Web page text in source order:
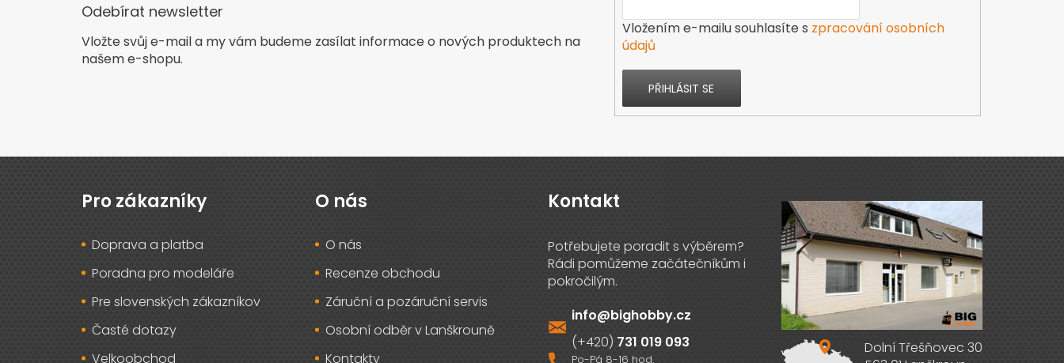
Odebírat newsletter
Vložte svůj e-mail a my vám budeme zasílat informace o nových produktech na
našem e-shopu.
Vložením e-mailu souhlasíte s zpracování osobních
údajů
PŘIHLÁSIT SE
Z
Pro zákazníky
Doprava a platba
Poradna pro modeláře
Pre slovenských zákazníkov
Časté dotazy
Velkoobchod
O nás
O nás
Recenze obchodu
Záruční a pozáruční servis
Osobní odběr v Lanškrouně
Kontakty
Kontakt
info@bighobby.cz
731 019 093
Dolní Třešňovec 30